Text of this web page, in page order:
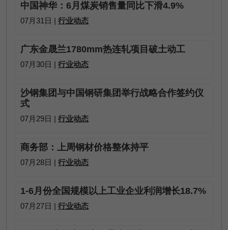
中国神华：6月煤炭销售量同比下滑4.9%
07月31日 | 行业动态
广东金晟兰1780mm热连轧项目破土动工
07月30日 | 行业动态
沙钢集团与中国钢研集团举行战略合作签约仪
式
07月29日 | 行业动态
商务部：上周钢材价格整体持平
07月28日 | 行业动态
1-6月份全国规模以上工业企业利润增长18.7%
07月27日 | 行业动态